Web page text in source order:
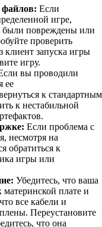
файлов: Если
игре,
повреждены или
проверить
клиент запуска игры
игру.
вы проводили
ее
к стандартным
к нестабильной
Если проблема с
несмотря на
обратиться к
игры или
Убедитесь, что ваша
плате и
все кабели и
Переустановите
что она